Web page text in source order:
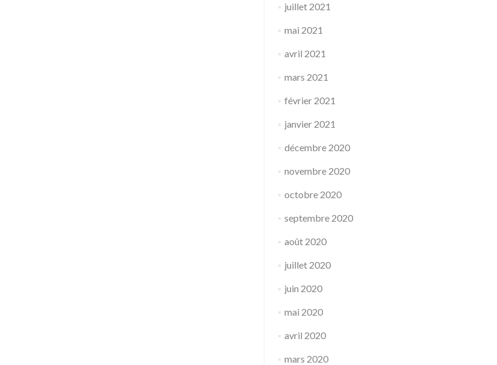
juillet 2021
mai 2021
avril 2021
mars 2021
février 2021
janvier 2021
décembre 2020
novembre 2020
octobre 2020
septembre 2020
août 2020
juillet 2020
juin 2020
mai 2020
avril 2020
mars 2020